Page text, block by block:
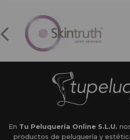
En Tu Peluquería Online S.L.U.
productos de peluquería y